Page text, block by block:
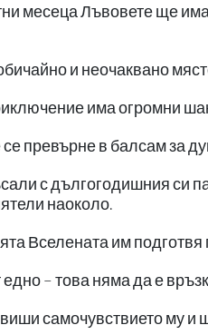
месеца Лъвовете ще
и неочаквано
има огромни
превърне в балсам за
с дългогодишния си
наоколо.
Вселената им
– това няма да е
самочувствието му и